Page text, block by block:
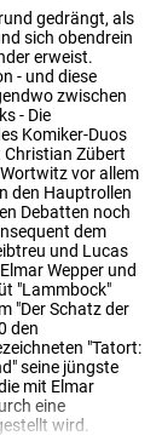
gedrängt, als
sich obendrein
erweist.
- und diese
zwischen
- Die
Komiker-Duos
Christian Zübert
vor allem
den Hauptrollen
Debatten noch
dem
und Lucas
Wepper und
"Lammbock"
"Der Schatz der
den
"Tatort:
seine jüngste
mit Elmar
eine
wird.